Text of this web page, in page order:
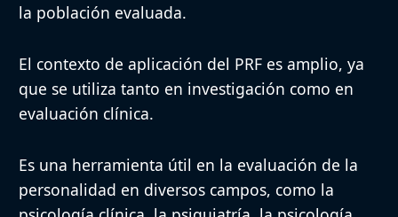
la población evaluada.
El contexto de aplicación del PRF es amplio, ya
que se utiliza tanto en investigación como en
evaluación clínica.
Es una herramienta útil en la evaluación de la
personalidad en diversos campos, como la